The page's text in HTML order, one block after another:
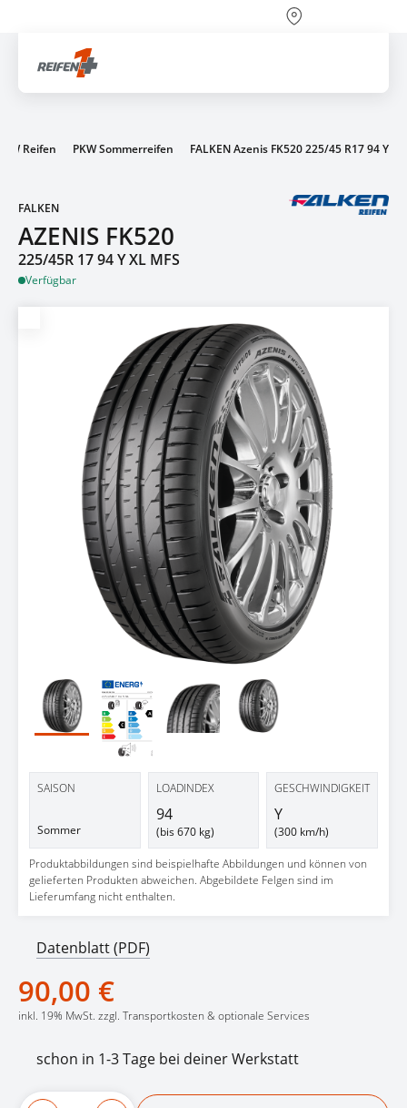
Über 700 Partnerwerkstätten
Reifen PKW Sommerreifen FALKEN Azenis FK520 225/45 R17 94 Y
FALKEN
AZENIS FK520
225/45R 17 94 Y XL MFS
Verfügbar
SAISON
Sommer
LOADINDEX
94
(bis 670 kg)
GESCHWINDIGKEIT
Y
(300 km/h)
Produktabbildungen sind beispielhafte Abbildungen und können von
gelieferten Produkten abweichen. Abgebildete Felgen sind im
Lieferumfang nicht enthalten.
Datenblatt (PDF)
90,00 €
inkl. 19% MwSt. zzgl. Transportkosten & optionale Services
schon in 1-3 Tage bei deiner Werkstatt